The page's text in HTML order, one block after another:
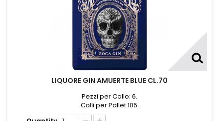
LIQUORE GIN AMUERTE BLUE CL.70
Pezzi per Collo: 6.
Colli per Pallet 105.